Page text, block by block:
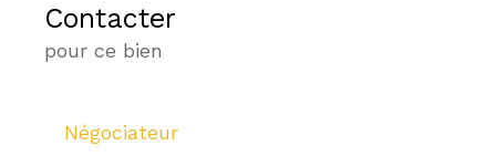
Contacter
pour ce bien
Négociateur